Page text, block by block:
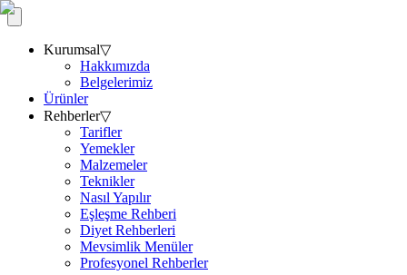
Kurumsal▽
Hakkımızda
Belgelerimiz
Ürünler
Rehberler▽
Tarifler
Yemekler
Malzemeler
Teknikler
Nasıl Yapılır
Eşleşme Rehberi
Diyet Rehberleri
Mevsimlik Menüler
Profesyonel Rehberler